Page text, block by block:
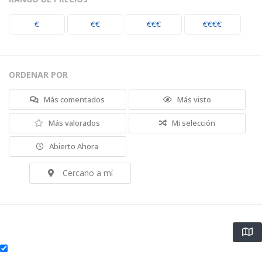
€ €€ €€€ €€€€
ORDENAR POR
Más comentados Más visto
Más valorados Mi selección
Abierto Ahora
Cercano a mí